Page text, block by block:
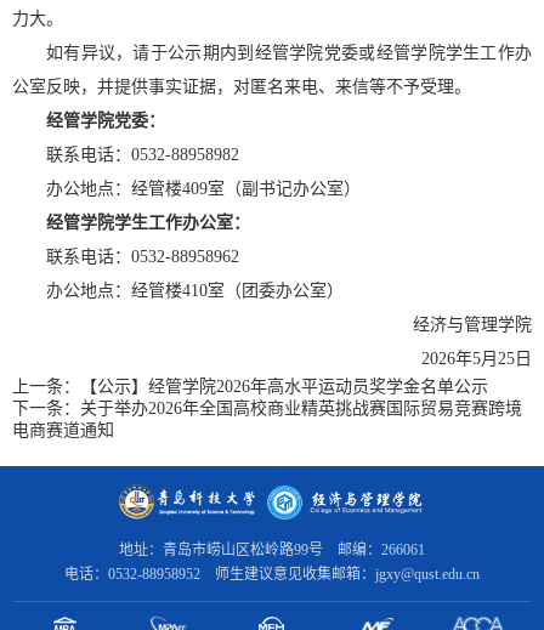
力大。
如有异议，请于公示期内到经管学院党委或经管学院学生工作办
公室反映，并提供事实证据，对匿名来电、来信等不予受理。
经管学院党委：
联系电话：0532-88958982
办公地点：经管楼409室（副书记办公室）
经管学院学生工作办公室：
联系电话：0532-88958962
办公地点：经管楼410室（团委办公室）
经济与管理学院
2026年5月25日
上一条：
【公示】经管学院2026年高水平运动员奖学金名单公示
下一条： 关于举办2026年全国高校商业精英挑战赛国际贸易竞赛跨境
电商赛道通知
地址：青岛市崂山区松岭路99号 邮编：266061
电话：0532-88958952 师生建议意见收集邮箱：jgxy@qust.edu.cn